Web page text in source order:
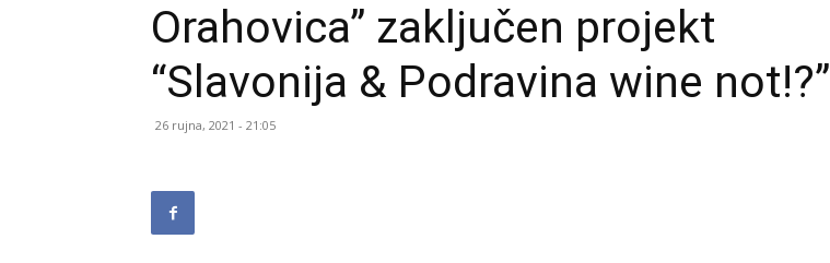
Orahovica” zaključen projekt
“Slavonija & Podravina wine not!?”
26 rujna, 2021 - 21:05